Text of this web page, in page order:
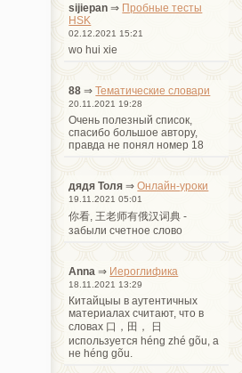
sijiepan ⇒ Пробные тесты
HSK
02.12.2021 15:21
wo hui xie
88 ⇒Тематические словари
20.11.2021 19:28
Очень полезный список,
спасибо большое автору,
правда не понял номер 18
дядя Толя ⇒Онлайн-уроки
19.11.2021 05:01
你看, 王老师有俄汉词典 -
забыли счетное слово
Anna ⇒ Иероглифика
18.11.2021 13:29
Китайцыы в аутентичных
материалах считают, что в
словах 口，田， 日
используется héng zhé gõu, а
не héng gõu.